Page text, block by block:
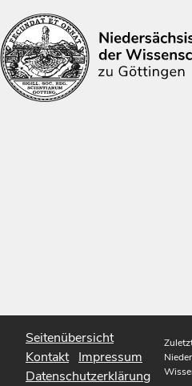
Seitenübersicht
Kontakt Impressum
Datenschutzerklärung